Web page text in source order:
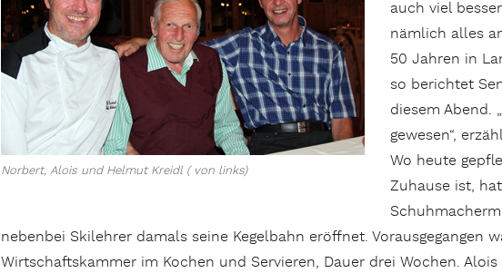
Norbert, Alois und Helmut Kreidl ( von links)
auch viel
nämlich alles
50 Jahren in
so berichtet
diesem Abend.
gewesen“,
Wo heute
Zuhause ist,
nebenbei Skilehrer damals seine Kegelbahn eröffnet. Vorausgegangen
Wirtschaftskammer im Kochen und Servieren, Dauer drei Wochen.